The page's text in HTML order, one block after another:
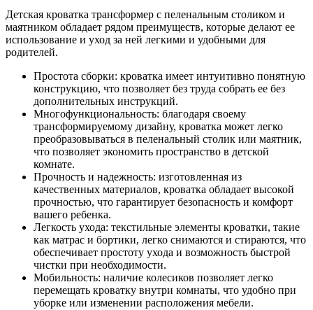
Детская кроватка трансформер с пеленальным столиком и
маятником обладает рядом преимуществ, которые делают ее
использование и уход за ней легкими и удобными для
родителей.
Простота сборки: кроватка имеет интуитивно понятную
конструкцию, что позволяет без труда собрать ее без
дополнительных инструкций.
Многофункциональность: благодаря своему
трансформируемому дизайну, кроватка может легко
преобразовываться в пеленальный столик или маятник,
что позволяет экономить пространство в детской
комнате.
Прочность и надежность: изготовленная из
качественных материалов, кроватка обладает высокой
прочностью, что гарантирует безопасность и комфорт
вашего ребенка.
Легкость ухода: текстильные элементы кроватки, такие
как матрас и бортики, легко снимаются и стираются, что
обеспечивает простоту ухода и возможность быстрой
чистки при необходимости.
Мобильность: наличие колесиков позволяет легко
перемещать кроватку внутри комнаты, что удобно при
уборке или изменении расположения мебели.